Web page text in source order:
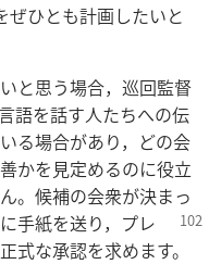
ぜひとも計画したいと
と思う場合，巡回監督
語を話す人たちへの伝
る場合があり，どの会
かを見定めるのに役立
。候補の会衆が決まっ
手紙を送り，プレ
式な承認を求めます。